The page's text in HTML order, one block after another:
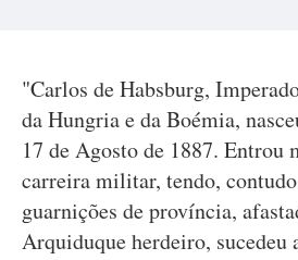
"Carlos de Habsburg,
da Hungria e da Boémia,
17 de Agosto de 1887. Entrou
carreira militar, tendo,
guarnições de província,
Arquiduque herdeiro, sucedeu